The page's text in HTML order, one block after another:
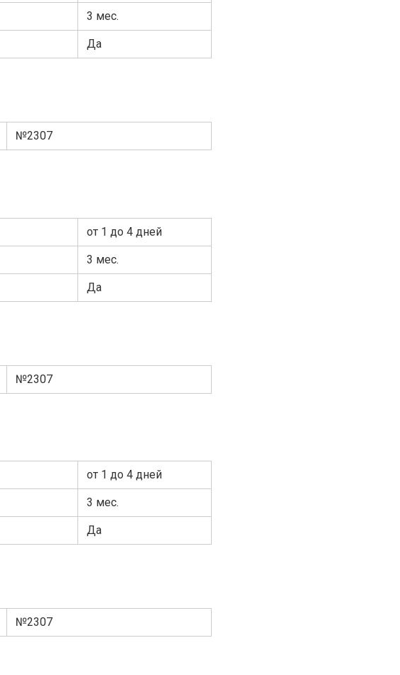
3 мес.
Да
№2307
от 1 до 4 дней
3 мес.
Да
№2307
от 1 до 4 дней
3 мес.
Да
№2307